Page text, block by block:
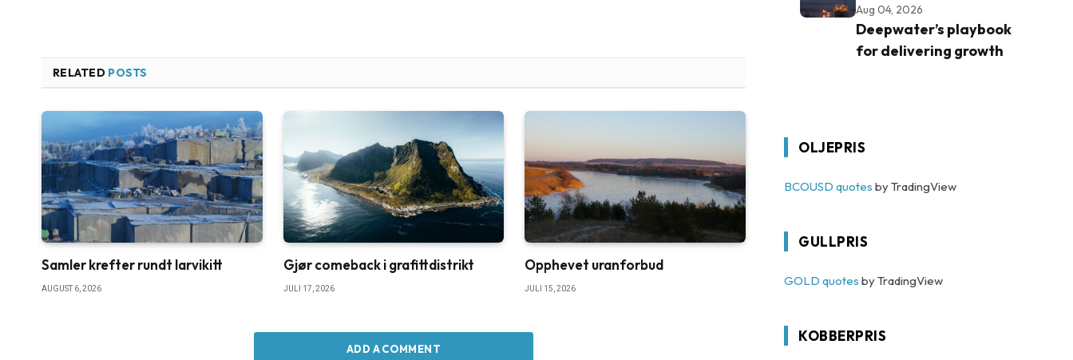
RELATED POSTS
Samler krefter rundt larvikitt
AUGUST 6, 2026
Gjør comeback i grafittdistrikt
JULI 17, 2026
Opphevet uranforbud
JULI 15, 2026
ADD A COMMENT
Aug 04, 2026
Deepwater’s playbook
for delivering growth
OLJEPRIS
BCOUSD quotes by TradingView
GULLPRIS
GOLD quotes by TradingView
KOBBERPRIS